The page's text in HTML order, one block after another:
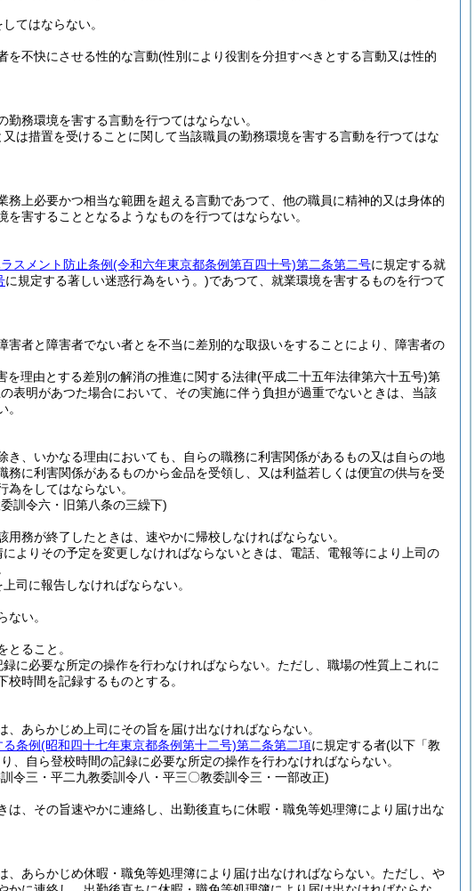
てはならない。
を不快にさせる性的な言動(性別により役割を分担すべきとする言動又は性的
務環境を害する言動を行つてはならない。
は措置を受けることに関して当該職員の勤務環境を害する言動を行つてはな
上必要かつ相当な範囲を超える言動であつて、他の職員に精神的又は身体的
害することとなるようなものを行つてはならない。
スメント防止条例(令和六年東京都条例第百四十号)第二条第二号に規定する就
に規定する著しい迷惑行為をいう。)であつて、就業環境を害するものを行つて
者と障害者でない者とを不当に差別的な取扱いをすることにより、障害者の
を理由とする差別の解消の推進に関する法律(平成二十五年法律第六十五号)第
表明があつた場合において、その実施に伴う負担が過重でないときは、当該
、いかなる理由においても、自らの職務に利害関係があるもの又は自らの地
に利害関係があるものから金品を受領し、又は利益若しくは便宜の供与を受
をしてはならない。
訓令六・旧第八条の三繰下)
務が終了したときは、速やかに帰校しなければならない。
よりその予定を変更しなければならないときは、電話、電報等により上司の
司に報告しなければならない。
い。
ること。
に必要な所定の操作を行わなければならない。 ただし、職場の性質上これに
時間を記録するものとする。
あらかじめ上司にその旨を届け出なければならない。
条例(昭和四十七年東京都条例第十二号)第二条第二項に規定する者(以下「教
、自ら登校時間の記録に必要な所定の操作を行わなければならない。
令三・平二九教委訓令八・平三〇教委訓令三・一部改正)
、その旨速やかに連絡し、出勤後直ちに休暇・職免等処理簿により届け出な
あらかじめ休暇・職免等処理簿により届け出なければならない。 ただし、や